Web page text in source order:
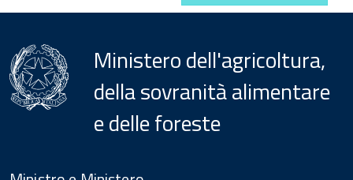
Ministero dell'agricoltura,
della sovranità alimentare
e delle foreste